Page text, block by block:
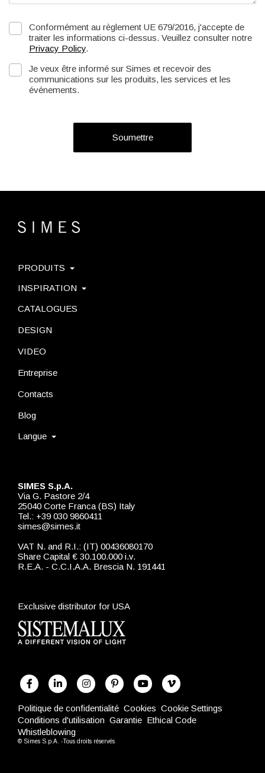
Conformément au règlement UE 679/2016, j'accepte de
traiter les informations ci-dessus. Veuillez consulter notre
Privacy Policy.
Je veux être informé sur Simes et recevoir des
communications sur les produits, les services et les
événements.
Soumettre
SIMES S.p.A.
Via G. Pastore 2/4
25040 Corte Franca (BS) Italy
Tel.: +39 030 9860411
simes@simes.it
VAT N. and R.I.: (IT) 00436080170
Share Capital € 30.100.000 i.v.
R.E.A. - C.C.I.A.A. Brescia N. 191441
Exclusive distributor for USA
PRODUITS
INSPIRATION
CATALOGUES
DESIGN
VIDEO
Entreprise
Contacts
Blog
Langue
Politique de confidentialité Cookies Cookie Settings
Conditions d'utilisation Garantie Ethical Code
Whistleblowing
© Simes S.p.A. -Tous droits réservés